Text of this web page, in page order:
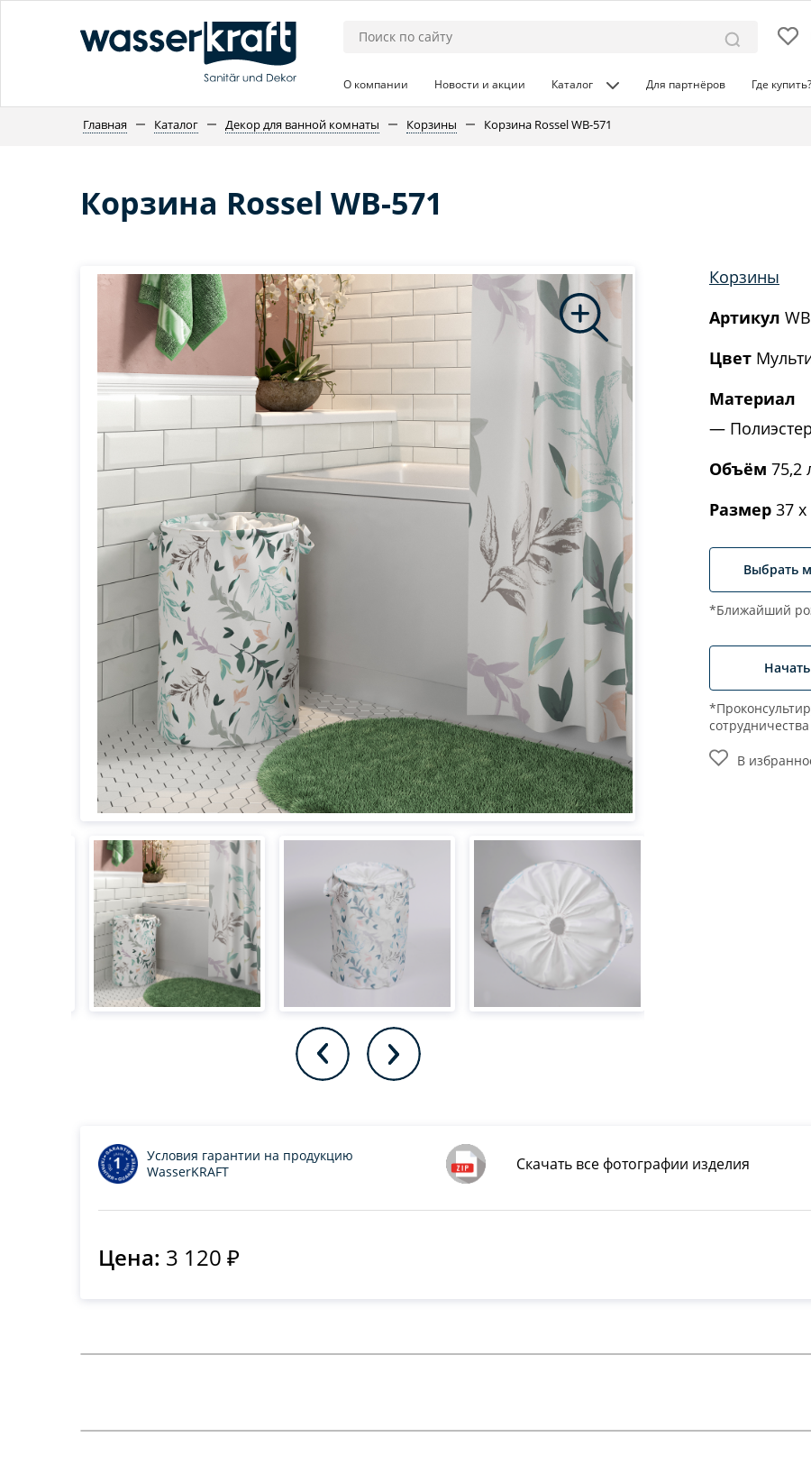
О компании Новости и акции Каталог Для партнёров Где купить?
Главная Каталог Декор для ванной комнаты Корзины Корзина Rossel WB-571
Корзина Rossel WB-571
Корзины
Артикул
Цвет
Материал
Полиэстер
Объём 75,2
Размер 37 x
Выбрать
*Ближайший
сотрудничества
В
Скачать все фотографии изделия
Условия гарантии на продукцию
WasserKRAFT
Цена: 3 120 ₽